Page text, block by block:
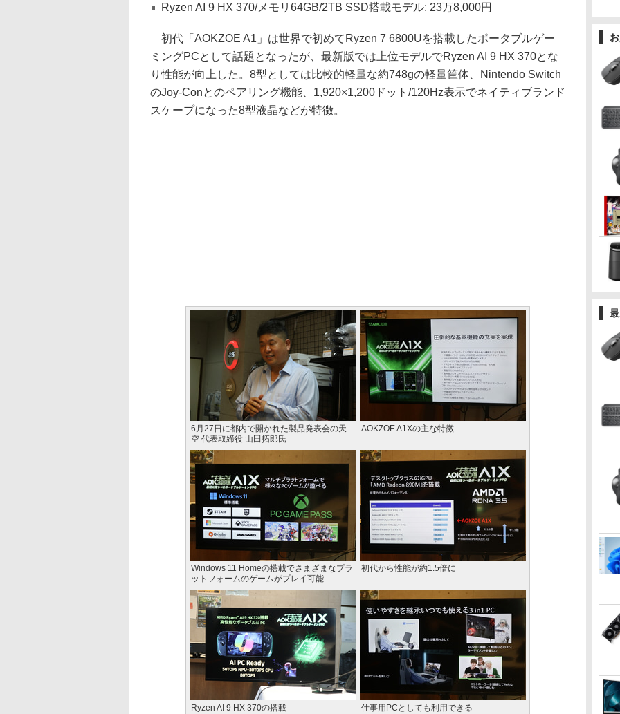
Ryzen AI 9 HX 370/メモリ64GB/2TB SSD搭載モデル: 23万8,000円
初代「AOKZOE A1」は世界で初めてRyzen 7 6800Uを搭載したポータブルゲー
ミングPCとして話題となったが、最新版では上位モデルでRyzen AI 9 HX 370とな
り性能が向上した。8型としては比較的軽量な約748gの軽量筐体、Nintendo Switch
のJoy-Conとのペアリング機能、1,920×1,200ドット/120Hz表示でネイティブランド
スケープになった8型液晶などが特徴。
6月27日に都内で開かれた製品発表会の天
空 代表取締役 山田拓郎氏
AOKZOE A1Xの主な特徴
Windows 11 Homeの搭載でさまざまなプラ
ットフォームのゲームがプレイ可能
初代から性能が約1.5倍に
Ryzen AI 9 HX 370の搭載 仕事用PCとしても利用できる